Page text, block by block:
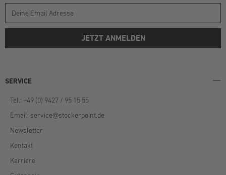
JETZT ANMELDEN
SERVICE
Tel.: +49 (0) 9427 / 95 15 55
Email: service@stockerpoint.de
Newsletter
Kontakt
Karriere